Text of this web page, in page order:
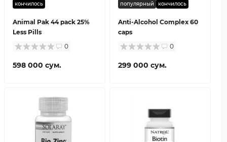
кончилось
Animal Pak 44 pack 25%
Less Pills
0
598 000 сум.
популярный кончилось
Anti-Alcohol Complex 60
caps
0
299 000 сум.